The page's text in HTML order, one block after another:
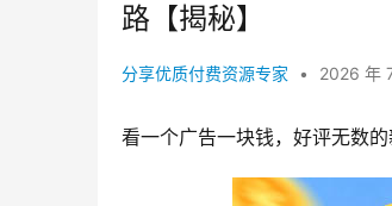
路【揭秘】
分享优质付费资源专家 • 2026 年
看一个广告一块钱，好评无数